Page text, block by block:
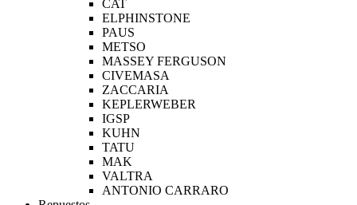
CAT
ELPHINSTONE
PAUS
METSO
MASSEY FERGUSON
CIVEMASA
ZACCARIA
KEPLERWEBER
IGSP
KUHN
TATU
MAK
VALTRA
ANTONIO CARRARO